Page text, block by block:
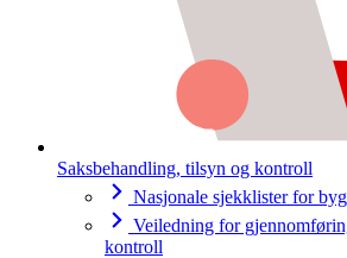
Saksbehandling, tilsyn og kontroll
Nasjonale sjekklister for
Veiledning for
kontroll